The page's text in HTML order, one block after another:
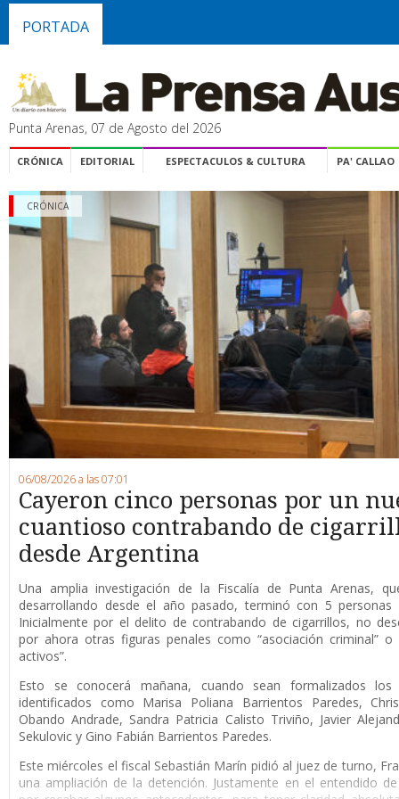
PORTADA
Punta Arenas, 07 de Agosto del 2026
CRÓNICA EDITORIAL ESPECTACULOS & CULTURA PA' CALLAO
CRÓNICA
06/08/2026 a las 07:01
Cayeron cinco personas por un
cuantioso contrabando de
desde Argentina
Una amplia investigación de la Fiscalía de Punta Arenas,
desarrollando desde el año pasado, terminó con 5 personas
Inicialmente por el delito de contrabando de cigarrillos, no
por ahora otras figuras penales como “asociación criminal” o
activos”.
Esto se conocerá mañana, cuando sean formalizados los
identificados como Marisa Poliana Barrientos Paredes,
Obando Andrade, Sandra Patricia Calisto Triviño, Javier
Sekulovic y Gino Fabián Barrientos Paredes.
Este miércoles el fiscal Sebastián Marín pidió al juez de turno,
una ampliación de la detención. Justamente en el entendido